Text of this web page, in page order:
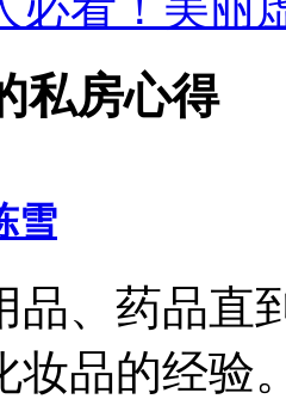
私房心得
雪
品、药品直
妆品的经验